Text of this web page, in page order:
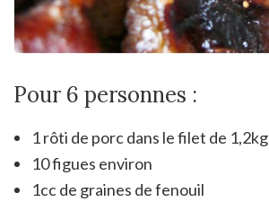
Pour 6 personnes :
1 rôti de porc dans le filet de 1,2kg
10 figues environ
1cc de graines de fenouil